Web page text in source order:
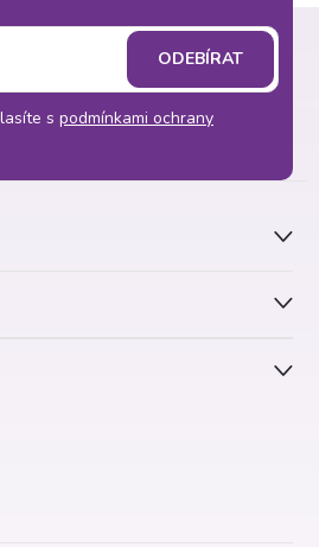
s podmínkami ochrany
ODEBÍRAT